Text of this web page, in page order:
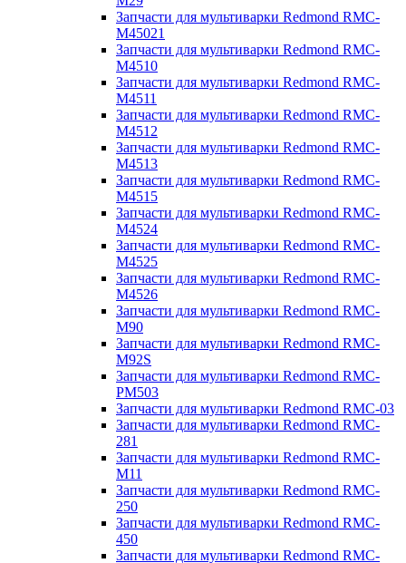
Запчасти для мультиварки Redmond RMC-
M45021
Запчасти для мультиварки Redmond RMC-
M4510
Запчасти для мультиварки Redmond RMC-
M4511
Запчасти для мультиварки Redmond RMC-
M4512
Запчасти для мультиварки Redmond RMC-
M4513
Запчасти для мультиварки Redmond RMC-
M4515
Запчасти для мультиварки Redmond RMC-
M4524
Запчасти для мультиварки Redmond RMC-
M4525
Запчасти для мультиварки Redmond RMC-
M4526
Запчасти для мультиварки Redmond RMC-
M90
Запчасти для мультиварки Redmond RMC-
M92S
Запчасти для мультиварки Redmond RMC-
PM503
Запчасти для мультиварки Redmond RMC-03
Запчасти для мультиварки Redmond RMC-
281
Запчасти для мультиварки Redmond RMC-
M11
Запчасти для мультиварки Redmond RMC-
250
Запчасти для мультиварки Redmond RMC-
450
Запчасти для мультиварки Redmond RMC-